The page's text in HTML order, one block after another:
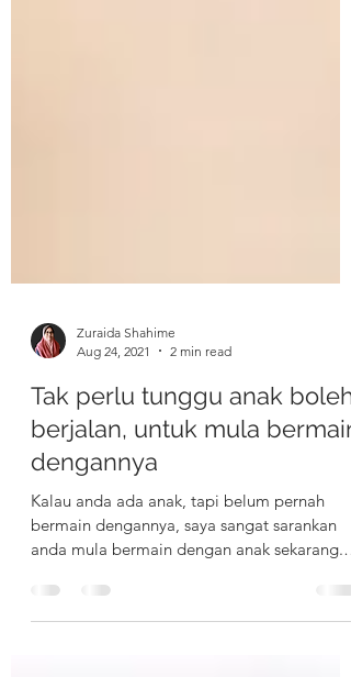
Zuraida Shahime
Aug 24, 2021
2 min read
Tak perlu tunggu anak boleh
berjalan, untuk mula bermain
dengannya
Kalau anda ada anak, tapi belum pernah
bermain dengannya, saya sangat sarankan